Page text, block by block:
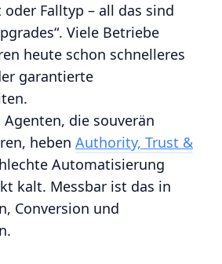
oder Falltyp – all das sind
Viele Betriebe
heute schon schnelleres
garantierte
Agenten, die souverän
heben Authority, Trust &
Automatisierung
kalt. Messbar ist das in
Conversion und